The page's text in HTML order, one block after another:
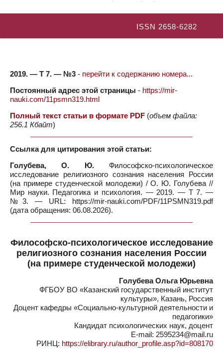
ISSN 2658-6282
2019. — Т 7. — №3 - перейти к содержанию номера...
Постоянный адрес этой страницы - https://mir-
nauki.com/11psmn319.html
Полный текст статьи в формате PDF (объем файла:
256.1 Кбайт)
Ссылка для цитирования этой статьи:
Голубева, О. Ю.Философско-психологическое
исследование религиозного сознания населения России
(на примере студенческой молодежи) / О. Ю. Голубева //
Мир науки. Педагогика и психология. — 2019. — Т 7. —
№3. — URL: https://mir-nauki.com/PDF/11PSMN319.pdf
(дата обращения: 06.08.2026).
Философско-психологическое исследование
религиозного сознания населения России
(на примере студенческой молодежи)
Голубева Ольга Юрьевна
ФГБОУ ВО «Казанский государственный институт
культуры», Казань, Россия
Доцент кафедры «Социально-культурной деятельности и
педагогики»
Кандидат психологических наук, доцент
E-mail: 2595234@mail.ru
РИНЦ: https://elibrary.ru/author_profile.asp?id=808170